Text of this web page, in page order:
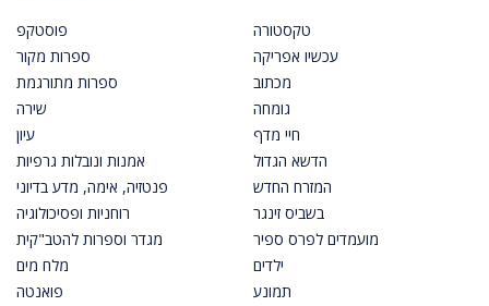
פוסטקפ
ספרות מקור
ספרות מתורגמת
שירה
עיון
אמנות ונובלות גרפיות
פנטזיה, אימה, מדע בדיוני
רוחניות ופסיכולוגיה
מגדר וספרות להטב"קית
מלח מים
פואנטה
טקסטורה
עכשיו אפריקה
מכתוב
גומחה
חיי מדף
הדשא הגדול
המזרח החדש
בשביס זינגר
מועמדים לפרס ספיר
ילדים
תמונע